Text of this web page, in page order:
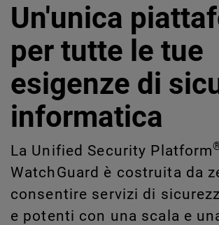
Un'unica
per tutte le tue
esigenze di
informatica
La Unified Security Platform
WatchGuard è costruita da
consentire servizi di
e potenti con una scala e